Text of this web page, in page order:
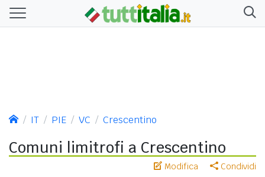
IT PIE VC Crescentino
Comuni limitrofi a Crescentino
Modifica Condividi